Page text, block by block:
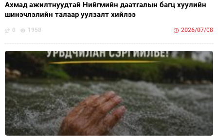
Ахмад ажилтнуудтай Нийгмийн даатгалын багц хуулийн
шинэчлэлийн талаар уулзалт хийлээ
0 1958 2026/07/08